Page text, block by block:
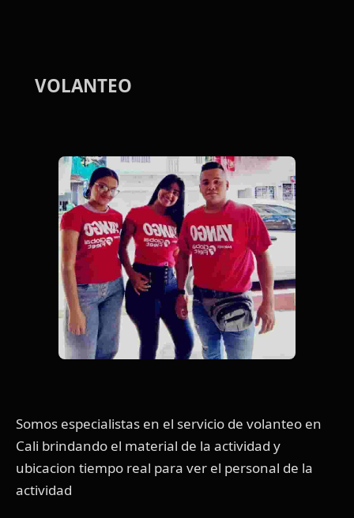
VOLANTEO
Somos especialistas en el servicio de volanteo en
Cali brindando el material de la actividad y
ubicacion tiempo real para ver el personal de la
actividad